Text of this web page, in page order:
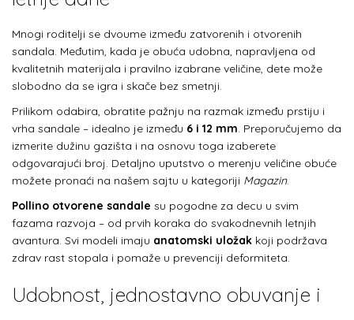
Mnogi roditelji se dvoume između zatvorenih i otvorenih
sandala. Međutim, kada je obuća udobna, napravljena od
kvalitetnih materijala i pravilno izabrane veličine, dete može
slobodno da se igra i skače bez smetnji.
Prilikom odabira, obratite pažnju na razmak između prstiju i
vrha sandale – idealno je između 6 i 12 mm. Preporučujemo da
izmerite dužinu gazišta i na osnovu toga izaberete
odgovarajući broj. Detaljno uputstvo o merenju veličine obuće
možete pronaći na našem sajtu u kategoriji Magazin.
Pollino otvorene sandale su pogodne za decu u svim
fazama razvoja – od prvih koraka do svakodnevnih letnjih
avantura. Svi modeli imaju anatomski uložak koji podržava
zdrav rast stopala i pomaže u prevenciji deformiteta.
Udobnost, jednostavno obuvanje i